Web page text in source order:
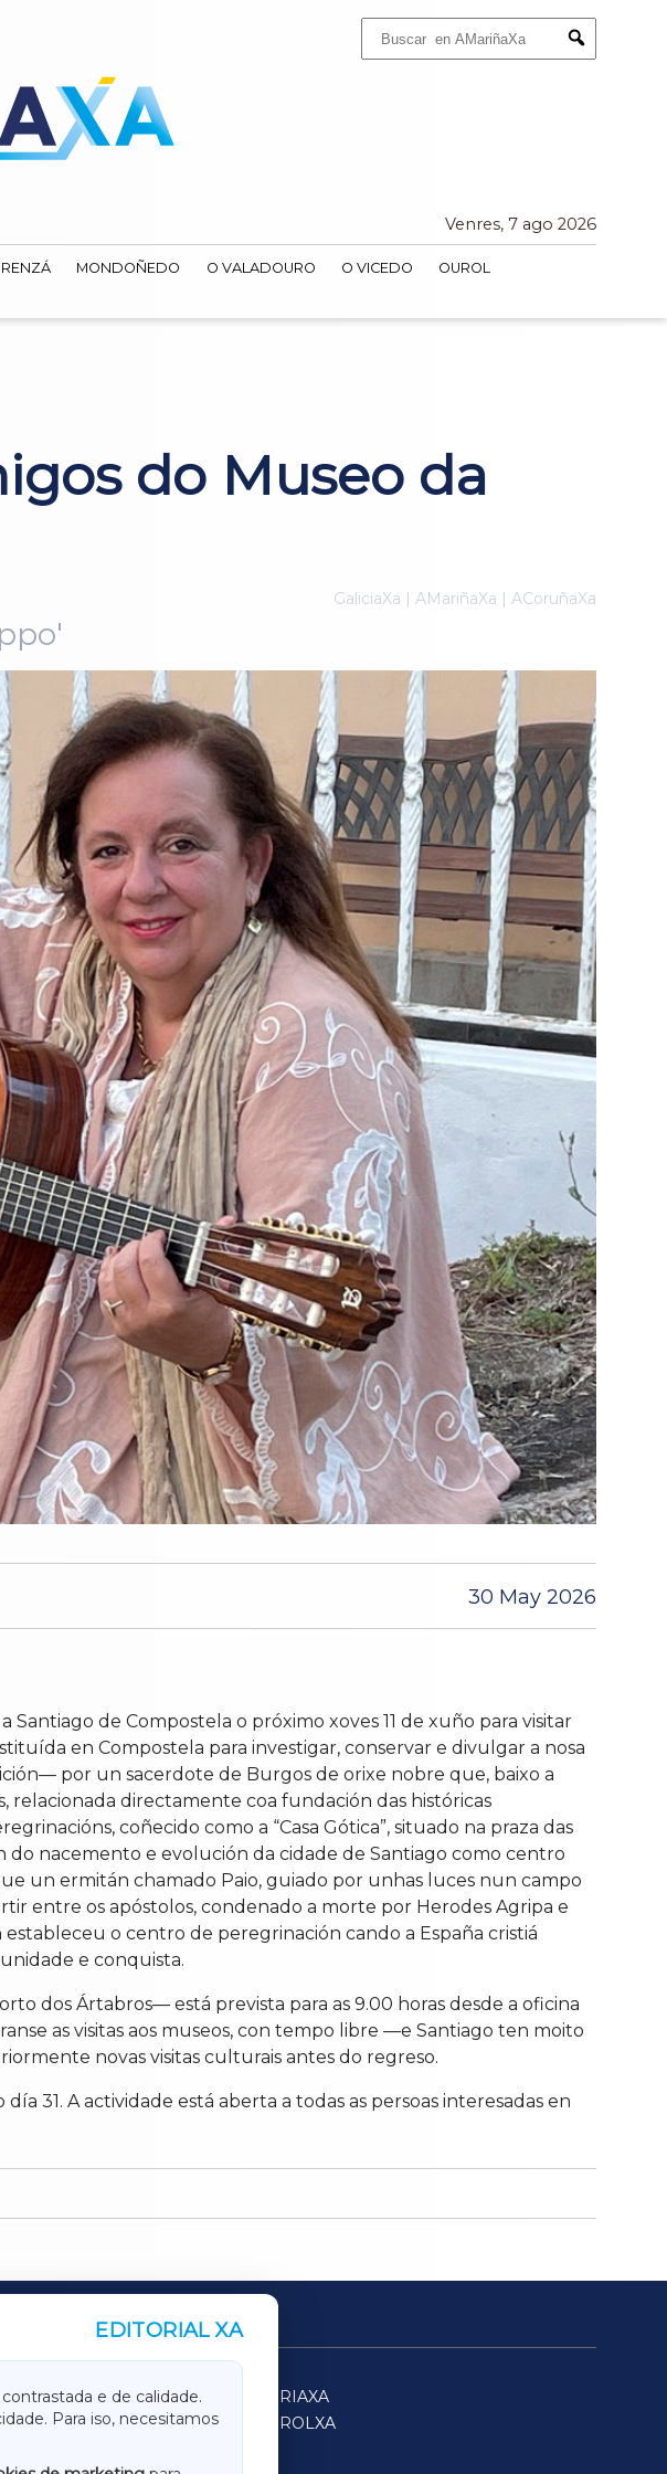
Submit
Venres, 7 ago 2026
MONDOÑEDO O VALADOURO O VICEDO
OUROL
do Museo da
GaliciaXa | AMariñaXa | ACoruñaXa
30 May 2026
de Compostela o próximo xoves 11 de xuño para visitar
en Compostela para investigar, conservar e divulgar a nosa
por un sacerdote de Burgos de orixe nobre que, baixo a
relacionada directamente coa fundación das históricas
coñecido como a “Casa Gótica”, situado na praza das
do nacemento e evolución da cidade de Santiago como centro
un ermitán chamado Paio, guiado por unhas luces nun campo
entre os apóstolos, condenado a morte por Herodes Agripa e
estableceu o centro de peregrinación cando a España cristiá
e conquista.
dos Ártabros— está prevista para as 9.00 horas desde a oficina
as visitas aos museos, con tempo libre —e Santiago ten moito
novas visitas culturais antes do regreso.
31. A actividade está aberta a todas as persoas interesadas en
EDITORIAL XA
e de calidade.
Para iso, necesitamos
SARRIAXA
FERROLXA